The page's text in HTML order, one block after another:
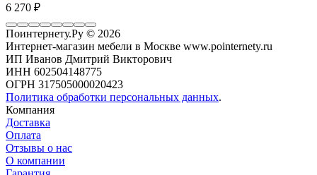
6 270 ₽
Поинтернету.Ру © 2026
Интернет-магазин мебели в Москве www.pointernety.ru
ИП Иванов Дмитрий Викторович
ИНН 602504148775
ОГРН 317505000020423
Политика обработки персональных данных.
Компания
Доставка
Оплата
Отзывы о нас
О компании